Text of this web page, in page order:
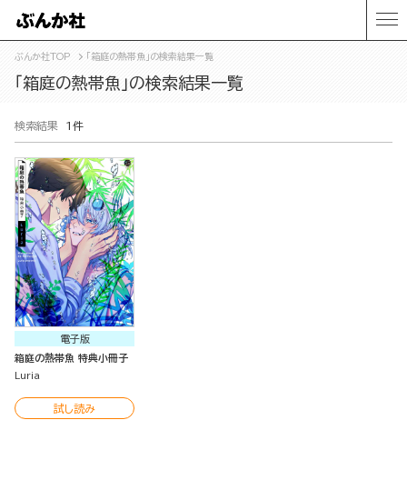
ぶんか社TOP 「箱庭の熱帯魚」の検索結果一覧
「箱庭の熱帯魚」の検索結果一覧
検索結果 1件
電子版
箱庭の熱帯魚 特典小冊子
Luria
試し読み